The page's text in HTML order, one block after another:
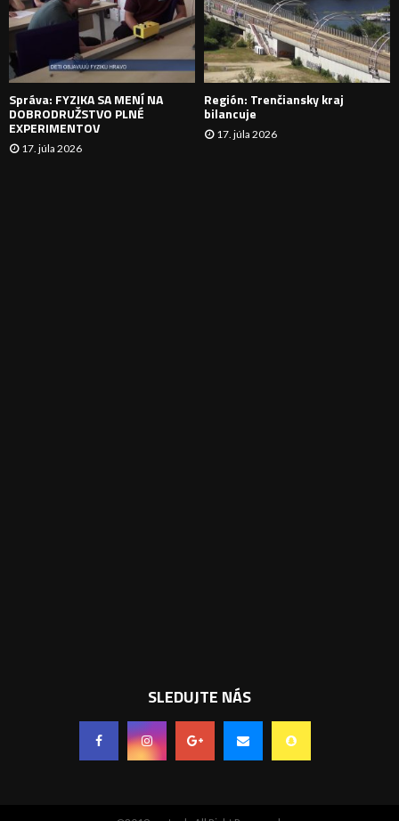
N
I
E
Správa: FYZIKA SA MENÍ NA
DOBRODRUŽSTVO PLNÉ
EXPERIMENTOV
17. júla 2026
Región: Trenčiansky kraj
bilancuje
17. júla 2026
SLEDUJTE NÁS